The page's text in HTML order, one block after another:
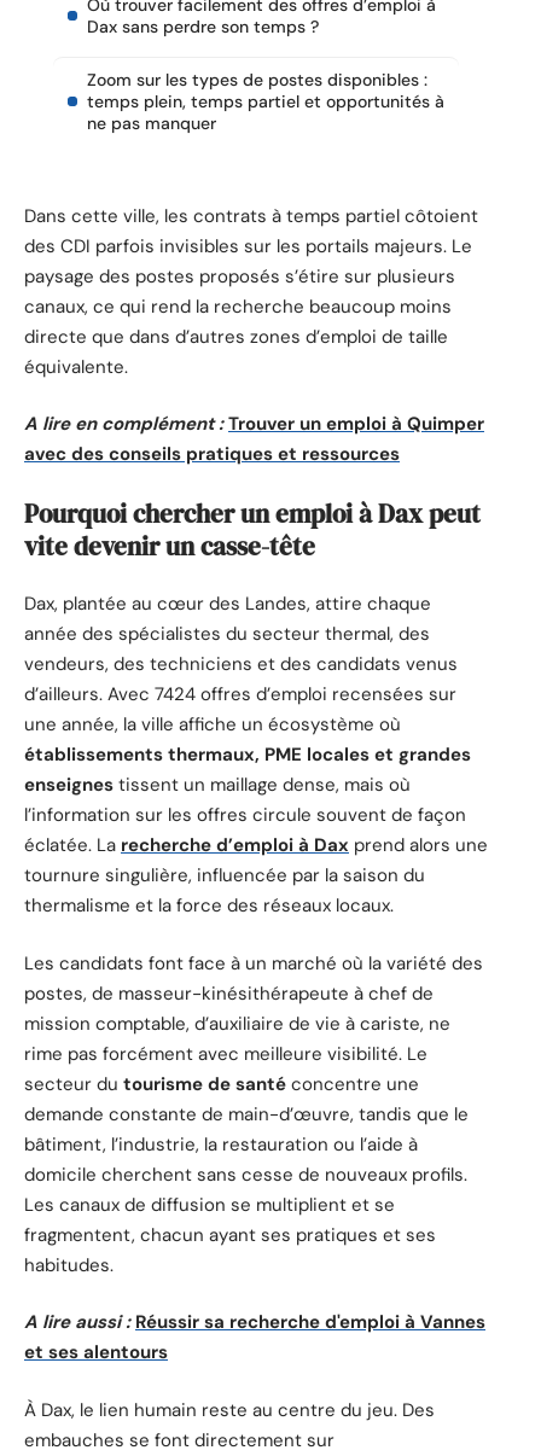
Où trouver facilement des offres d’emploi à
Dax sans perdre son temps ?
Zoom sur les types de postes disponibles :
temps plein, temps partiel et opportunités à
ne pas manquer
Dans cette ville, les contrats à temps partiel côtoient
des CDI parfois invisibles sur les portails majeurs. Le
paysage des postes proposés s’étire sur plusieurs
canaux, ce qui rend la recherche beaucoup moins
directe que dans d’autres zones d’emploi de taille
équivalente.
A lire en complément : Trouver un emploi à Quimper
avec des conseils pratiques et ressources
Pourquoi chercher un emploi à Dax peut
vite devenir un casse-tête
Dax, plantée au cœur des Landes, attire chaque
année des spécialistes du secteur thermal, des
vendeurs, des techniciens et des candidats venus
d’ailleurs. Avec 7424 offres d’emploi recensées sur
une année, la ville affiche un écosystème où
établissements thermaux, PME locales et grandes
enseignes tissent un maillage dense, mais où
l’information sur les offres circule souvent de façon
éclatée. La recherche d’emploi à Dax prend alors une
tournure singulière, influencée par la saison du
thermalisme et la force des réseaux locaux.
Les candidats font face à un marché où la variété des
postes, de masseur-kinésithérapeute à chef de
mission comptable, d’auxiliaire de vie à cariste, ne
rime pas forcément avec meilleure visibilité. Le
secteur du tourisme de santé concentre une
demande constante de main-d’œuvre, tandis que le
bâtiment, l’industrie, la restauration ou l’aide à
domicile cherchent sans cesse de nouveaux profils.
Les canaux de diffusion se multiplient et se
fragmentent, chacun ayant ses pratiques et ses
habitudes.
A lire aussi : Réussir sa recherche d'emploi à Vannes
et ses alentours
À Dax, le lien humain reste au centre du jeu. Des
embauches se font directement sur